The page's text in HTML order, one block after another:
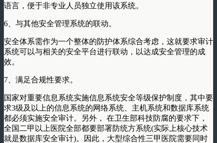
语言，便于非专业人员独立使用该系统。
6、与其他安全管理系统的联动。
安全体系需作为一个整体的防护体系综合考虑，这就要求审计
系统可以与相关的安全平台进行联动，以达成安全管理的成
效。
7、满足合规性要求。
国家对重要信息系统实施信息系统安全等级保护制度，其中要
求3级及以上的信息系统的网络系统、主机系统和数据库系统
都必须实施安全审计。另外， 在卫生部科技防腐的要求下，
全国二甲以上医院全部都要部署防统方系统(实际上核心技术
就是数据库安全审计)。因此，大型综合性三甲医院需要同时